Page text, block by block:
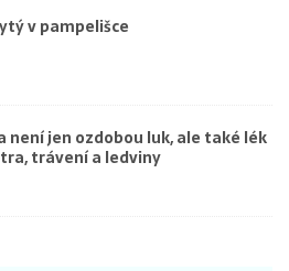
v pampelišce
není jen ozdobou luk, ale také lék
trávení a ledviny